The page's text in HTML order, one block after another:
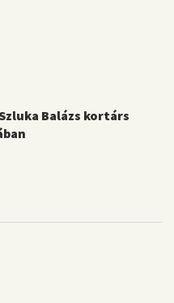
Balázs kortárs